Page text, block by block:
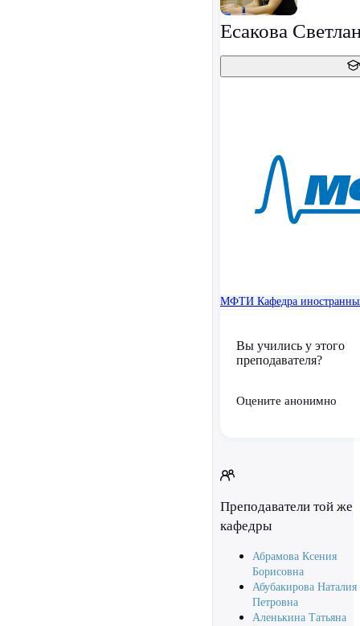
Есакова
МФТИ Кафедра
Вы учились у этого
преподавателя?
Оцените анонимно
Преподаватели той же
кафедры
Абрамова Ксения
Борисовна
Абубакирова Наталия
Петровна
Аленькина Татьяна